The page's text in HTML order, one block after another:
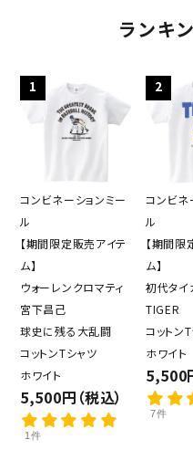
ランキ
1
コンビネーションミー
ル
【期間限定販売アイテ
ム】
ウォーレンクロマティ
宮下昌己
球史に残る大乱闘
コットンTシャツ
ホワイト
5,500円（税込）
1件
2
コンビネ
ル
【期間限
ム】
初代タイ
TIGER
コットン
ホワイト
5,500
7件